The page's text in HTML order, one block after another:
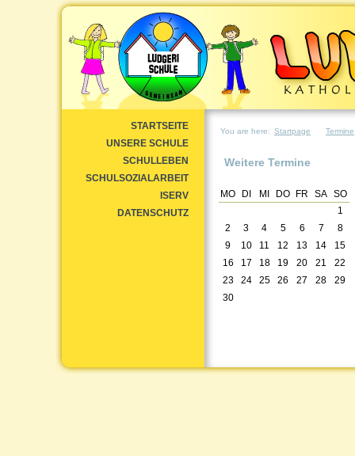
STARTSEITE
UNSERE SCHULE
SCHULLEBEN
SCHULSOZIALARBEIT
ISERV
DATENSCHUTZ
You are here: Startpage Termine
Weitere Termine
MO DI MI DO FR SA SO
1
2
3 4 5 6 7
8
9
10 11 12 13 14
15
16
17 18 19 20 21
22
23
24 25 26 27 28
29
30